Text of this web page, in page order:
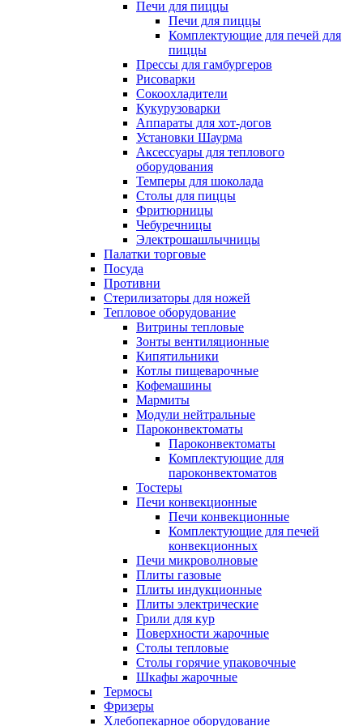
Печи для пиццы
Печи для пиццы
Комплектующие для печей для
пиццы
Прессы для гамбургеров
Рисоварки
Сокоохладители
Кукурузоварки
Аппараты для хот-догов
Установки Шаурма
Аксессуары для теплового
оборудования
Темперы для шоколада
Столы для пиццы
Фритюрницы
Чебуречницы
Электрошашлычницы
Палатки торговые
Посуда
Противни
Стерилизаторы для ножей
Тепловое оборудование
Витрины тепловые
Зонты вентиляционные
Кипятильники
Котлы пищеварочные
Кофемашины
Мармиты
Модули нейтральные
Пароконвектоматы
Пароконвектоматы
Комплектующие для
пароконвектоматов
Тостеры
Печи конвекционные
Печи конвекционные
Комплектующие для печей
конвекционных
Печи микроволновые
Плиты газовые
Плиты индукционные
Плиты электрические
Грили для кур
Поверхности жарочные
Столы тепловые
Столы горячие упаковочные
Шкафы жарочные
Термосы
Фризеры
Хлебопекарное оборудование